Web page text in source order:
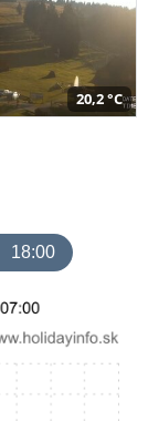
20,2 °C
18:00